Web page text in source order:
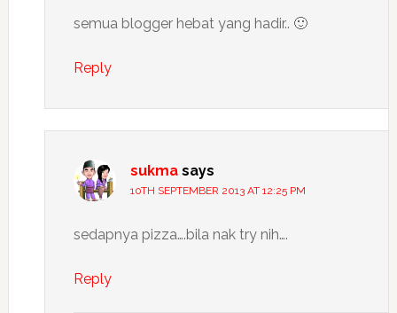
semua blogger hebat yang hadir.. 🙂
Reply
sukma says
10TH SEPTEMBER 2013 AT 12:25 PM
sedapnya pizza….bila nak try nih….
Reply